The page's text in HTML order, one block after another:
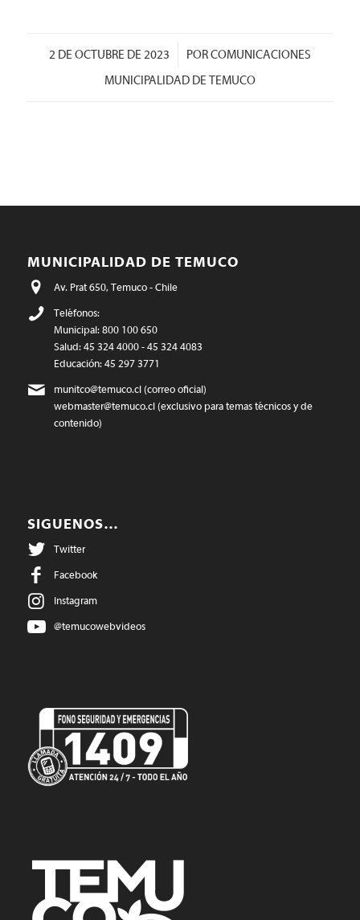
2 DE OCTUBRE DE 2023
/ PORCOMUNICACIONES
MUNICIPALIDAD DE TEMUCO
MUNICIPALIDAD DE TEMUCO
Av. Prat 650, Temuco - Chile
Teléfonos:
Municipal: 800 100 650
Salud: 45 324 4000 - 45 324 4083
Educación: 45 297 3771
munitco@temuco.cl(correo oficial)
webmaster@temuco.cl(exclusivo para temas técnicos y de
contenido)
SIGUENOS…
Twitter
Facebook
Instagram
@temucowebvideos